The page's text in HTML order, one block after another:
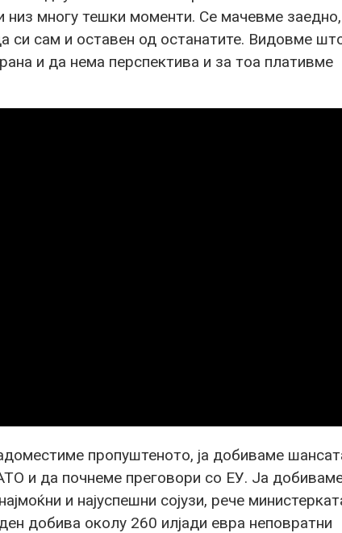
низ многу тешки моменти. Се мачевме заедно,
си сам и оставен од останатите. Видовме
и да нема перспектива и за тоа плативме
пропуштеното, ја добиваме
и да почнеме преговори со ЕУ. Ја
и најуспешни сојузи, рече
добива околу 260 илјади евра неповратни